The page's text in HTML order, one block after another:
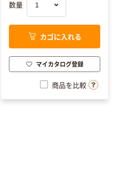
数量
カゴに入れる
マイカタログ登録
商品を比較